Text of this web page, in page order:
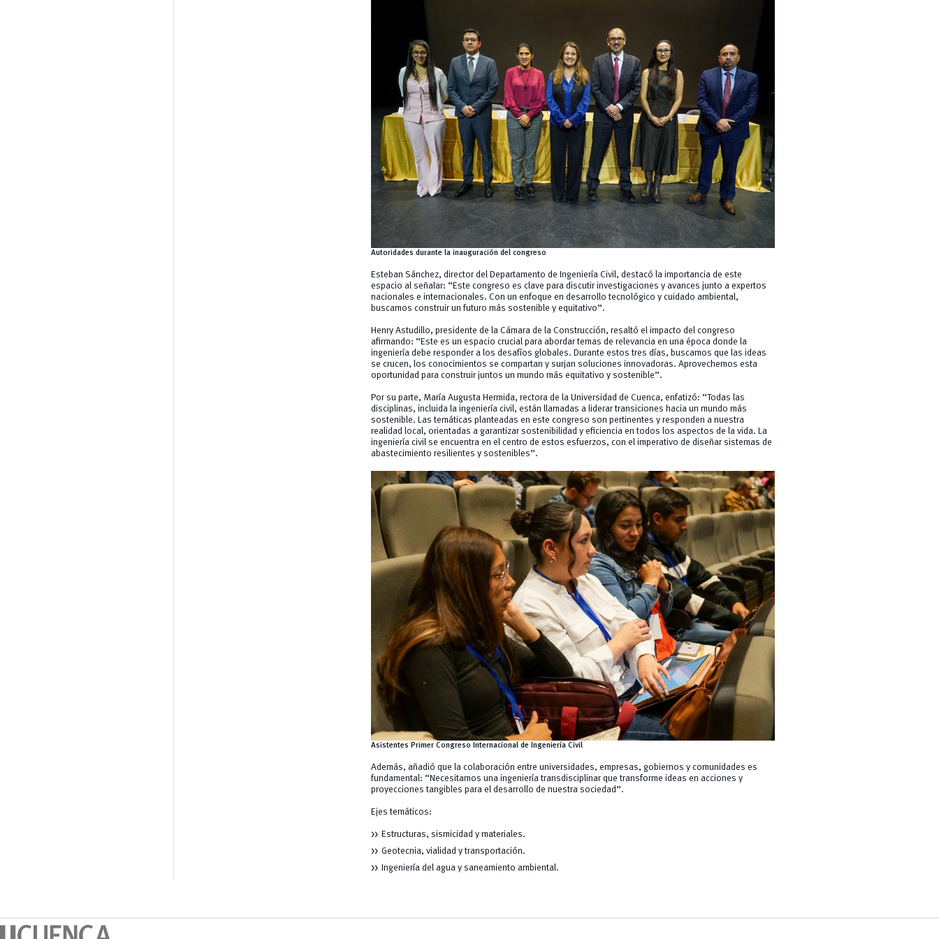
Autoridades durante la inauguración del congreso
Esteban Sánchez, director del Departamento de Ingeniería Civil, destacó la importancia de este
espacio al señalar: “Este congreso es clave para discutir investigaciones y avances junto a expertos
nacionales e internacionales. Con un enfoque en desarrollo tecnológico y cuidado ambiental,
buscamos construir un futuro más sostenible y equitativo”.
Henry Astudillo, presidente de la Cámara de la Construcción, resaltó el impacto del congreso
afirmando: “Este es un espacio crucial para abordar temas de relevancia en una época donde la
ingeniería debe responder a los desafíos globales. Durante estos tres días, buscamos que las ideas
se crucen, los conocimientos se compartan y surjan soluciones innovadoras. Aprovechemos esta
oportunidad para construir juntos un mundo más equitativo y sostenible”.
Por su parte, María Augusta Hermida, rectora de la Universidad de Cuenca, enfatizó: “Todas las
disciplinas, incluida la ingeniería civil, están llamadas a liderar transiciones hacia un mundo más
sostenible. Las temáticas planteadas en este congreso son pertinentes y responden a nuestra
realidad local, orientadas a garantizar sostenibilidad y eficiencia en todos los aspectos de la vida. La
ingeniería civil se encuentra en el centro de estos esfuerzos, con el imperativo de diseñar sistemas de
abastecimiento resilientes y sostenibles”.
Asistentes Primer Congreso Internacional de Ingeniería Civil
Además, añadió que la colaboración entre universidades, empresas, gobiernos y comunidades es
fundamental: “Necesitamos una ingeniería transdisciplinar que transforme ideas en acciones y
proyecciones tangibles para el desarrollo de nuestra sociedad”.
Ejes temáticos:
Estructuras, sismicidad y materiales.
Geotecnia, vialidad y transportación.
Ingeniería del agua y saneamiento ambiental.